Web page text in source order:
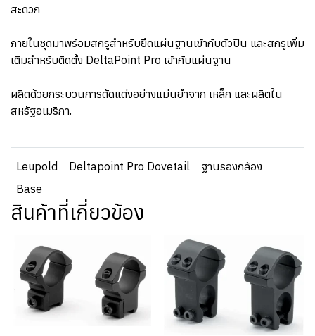
สะดวก
ภายในชุดมาพร้อมสกรูสำหรับยึดแผ่นฐานเข้ากับตัวปืน และสกรูเพิ่ม
เติมสำหรับติดตั้ง DeltaPoint Pro เข้ากับแผ่นฐาน
ผลิตด้วยกระบวนการตัดแต่งอย่างแม่นยำจาก เหล็ก และผลิตใน
สหรัฐอเมริกา.
Leupold Deltapoint Pro Dovetail
ฐานรองกล้อง
Base
สินค้าที่เกี่ยวข้อง